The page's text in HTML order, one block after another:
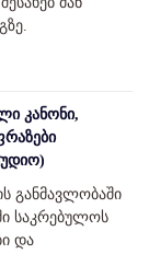
კანონი,
განმავლობაში
საკრებულოს
და